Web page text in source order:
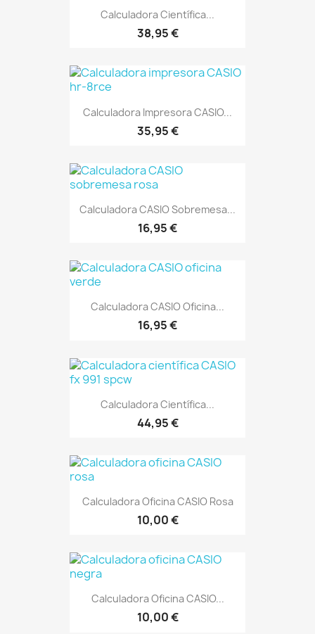
Calculadora Científica...
38,95 €
Calculadora Impresora CASIO...
35,95 €
Calculadora CASIO Sobremesa...
16,95 €
Calculadora CASIO Oficina...
16,95 €
Calculadora Científica...
44,95 €
Calculadora Oficina CASIO Rosa
10,00 €
Calculadora Oficina CASIO...
10,00 €